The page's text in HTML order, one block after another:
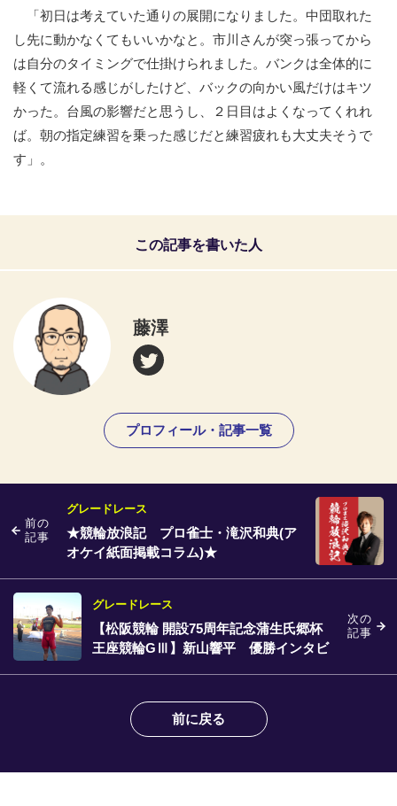
「初日は考えていた通りの展開になりました。中団取れた
し先に動かなくてもいいかなと。市川さんが突っ張ってから
は自分のタイミングで仕掛けられました。バンクは全体的に
軽くて流れる感じがしたけど、バックの向かい風だけはキツ
かった。台風の影響だと思うし、２日目はよくなってくれれ
ば。朝の指定練習を乗った感じだと練習疲れも大丈夫そうで
す」。
この記事を書いた人
藤澤
プロフィール・記事一覧
前の
記事
グレードレース
★競輪放浪記 プロ雀士・滝沢和典(ア
オケイ紙面掲載コラム)★
次の
記事
グレードレース
【松阪競輪 開設75周年記念蒲生氏郷杯
王座競輪GⅢ】新山響平 優勝インタビ
前に戻る